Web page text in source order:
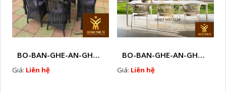
BO-BAN-GHE-AN-GHE-CAFE-MAY-NHUA-NGOAI-TROI-W59
Giá: Liên hệ
BO-BAN-GHE-AN-GHE-CAFE-MAY-NHUA-NGOAI-TROI-W60
Giá: Liên hệ